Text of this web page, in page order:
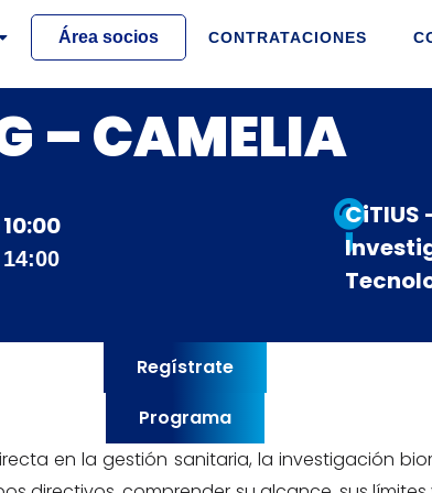
Área socios CONTRATACIONES
– CAMELIA
10:00
14:00
CiTIUS
Regístrate
Programa
en la gestión sanitaria, la investigación